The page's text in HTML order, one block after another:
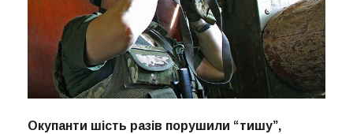
Окупанти шість разів порушили “тишу”,